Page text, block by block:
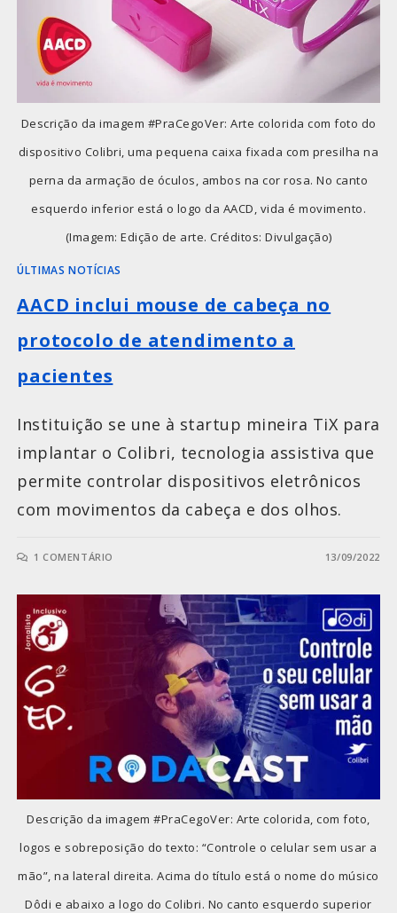
Descrição da imagem #PraCegoVer: Arte colorida com foto do
dispositivo Colibri, uma pequena caixa fixada com presilha na
perna da armação de óculos, ambos na cor rosa. No canto
esquerdo inferior está o logo da AACD, vida é movimento.
(Imagem: Edição de arte. Créditos: Divulgação)
ÚLTIMAS NOTÍCIAS
AACD inclui mouse de cabeça no
protocolo de atendimento a
pacientes
Instituição se une à startup mineira TiX para
implantar o Colibri, tecnologia assistiva que
permite controlar dispositivos eletrônicos
com movimentos da cabeça e dos olhos.
1 COMENTÁRIO 13/09/2022
Descrição da imagem #PraCegoVer: Arte colorida, com foto,
logos e sobreposição do texto: “Controle o celular sem usar a
mão”, na lateral direita. Acima do título está o nome do músico
Dôdi e abaixo a logo do Colibri. No canto esquerdo superior